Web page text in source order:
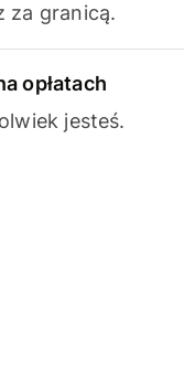
za granicą.
opłatach
jesteś.